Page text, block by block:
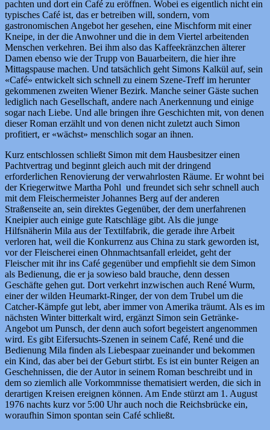
pachten und dort ein Café zu eröffnen. Wobei es eigentlich nicht ein
typisches Café ist, das er betreiben will, sondern, vom
gastronomischen Angebot her gesehen, eine Mischform mit einer
Kneipe, in der die Anwohner und die in dem Viertel arbeitenden
Menschen verkehren. Bei ihm also das Kaffeekränzchen älterer
Damen ebenso wie der Trupp von Bauarbeitern, die hier ihre
Mittagspause machen. Und tatsächlich geht Simons Kalkül auf, sein
«Café» entwickelt sich schnell zu einem Szene-Treff im herunter
gekommenen zweiten Wiener Bezirk. Manche seiner Gäste suchen
lediglich nach Gesellschaft, andere nach Anerkennung und einige
sogar nach Liebe. Und alle bringen ihre Geschichten mit, von denen
dieser Roman erzählt und von denen nicht zuletzt auch Simon
profitiert, er «wächst» menschlich sogar an ihnen.
Kurz entschlossen schließt Simon mit dem Hausbesitzer einen
Pachtvertrag und beginnt gleich auch mit der dringend
erforderlichen Renovierung der verwahrlosten Räume. Er wohnt bei
der Kriegerwitwe Martha Pohl und freundet sich sehr schnell auch
mit dem Fleischermeister Johannes Berg auf der anderen
Straßenseite an, sein direktes Gegenüber, der dem unerfahrenen
Kneipier auch einige gute Ratschläge gibt. Als die junge
Hilfsnäherin Mila aus der Textilfabrik, die gerade ihre Arbeit
verloren hat, weil die Konkurrenz aus China zu stark geworden ist,
vor der Fleischerei einen Ohnmachtsanfall erleidet, geht der
Fleischer mit ihr ins Café gegenüber und empfiehlt sie dem Simon
als Bedienung, die er ja sowieso bald brauche, denn dessen
Geschäfte gehen gut. Dort verkehrt inzwischen auch René Wurm,
einer der wilden Heumarkt-Ringer, der von dem Trubel um die
Catcher-Kämpfe gut lebt, aber immer von Amerika träumt. Als es im
nächsten Winter bitterkalt wird, ergänzt Simon sein Getränke-
Angebot um Punsch, der denn auch sofort begeistert angenommen
wird. Es gibt Eifersuchts-Szenen in seinem Café, René und die
Bedienung Mila finden als Liebespaar zueinander und bekommen
ein Kind, das aber bei der Geburt stirbt. Es ist ein bunter Reigen an
Geschehnissen, die der Autor in seinem Roman beschreibt und in
dem so ziemlich alle Vorkommnisse thematisiert werden, die sich in
derartigen Kreisen ereignen können. Am Ende stürzt am 1. August
1976 nachts kurz vor 5:00 Uhr auch noch die Reichsbrücke ein,
woraufhin Simon spontan sein Café schließt.